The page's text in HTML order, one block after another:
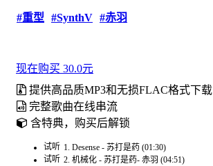
#重型 #SynthV #赤羽
现在购买 30.0元
提供高品质MP3和无损FLAC格式下载
完整歌曲在线串流
含特典，购买后解锁
试听 1. Desense - 苏打是药 (01:30)
试听 2. 机械化 - 苏打是药- 赤羽 (04:51)